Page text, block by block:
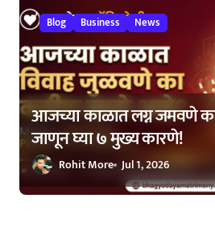
Blog Business News
आजच्या काळात लग्न जमवणे
जाणून घ्या ७ मुख्य कारणे!
Rohit More Jul 1, 2026